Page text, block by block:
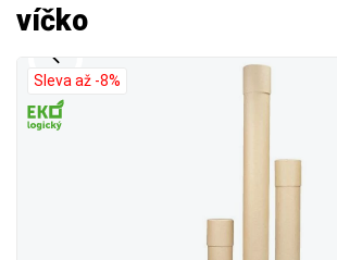
víčko
Sleva až -8%
Na obrázku vidíte rozdíl mezi vnějším